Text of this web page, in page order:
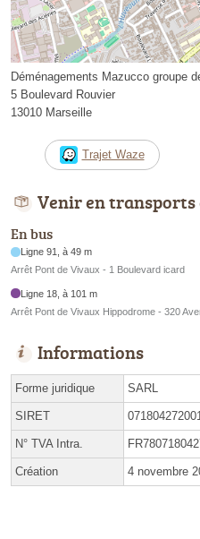
Déménagements Mazucco groupe
5 Boulevard Rouvier
13010 Marseille
Trajet Waze
Venir en transports
En bus
Ligne 91, à 49 m
Arrêt Pont de Vivaux - 1 Boulevard icard
Ligne 18, à 101 m
Arrêt Pont de Vivaux Hippodrome - 320
Informations
Forme juridique SARL
SIRET
N° TVA Intra.
Création 4 novembre